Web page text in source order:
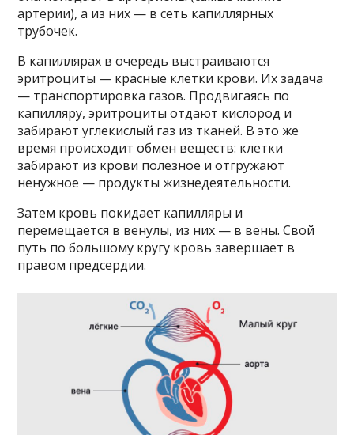
артерии), а из них — в сеть капиллярных
трубочек.
В капиллярах в очередь выстраиваются
эритроциты — красные клетки крови. Их задача
— транспортировка газов. Продвигаясь по
капилляру, эритроциты отдают кислород и
забирают углекислый газ из тканей. В это же
время происходит обмен веществ: клетки
забирают из крови полезное и отгружают
ненужное — продукты жизнедеятельности.
Затем кровь покидает капилляры и
перемещается в венулы, из них — в вены. Свой
путь по большому кругу кровь завершает в
правом предсердии.